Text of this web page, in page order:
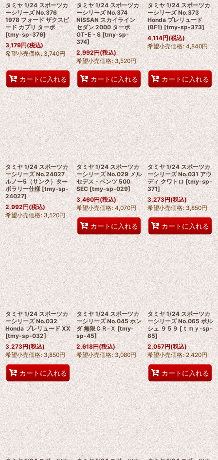
タミヤ 1/24 スポーツカ
ーシリーズ No.376
1978 フォード ザクスピ
ード カプリ ターボ
[tmy-sp-376]
3,179円(税込)
希望小売価格: 3,740円
カートに入れる
タミヤ 1/24 スポーツカ
ーシリーズ No.374
NISSAN スカイライン
セダン 2000 ターボ
GT-E・S [tmy-sp-
374]
2,992円(税込)
希望小売価格: 3,520円
カートに入れる
タミヤ 1/24 スポーツカ
ーシリーズ No.373
Honda プレリュード
(BF1) [tmy-sp-373]
4,114円(税込)
希望小売価格: 4,840円
カートに入れる
タミヤ 1/24 スポーツカ
ーシリーズ No.24027
ルノー5（サンク）ター
ボラリー仕様 [tmy-sp-
24027]
2,992円(税込)
希望小売価格: 3,520円
タミヤ 1/24 スポーツカ
ーシリーズ No.029 メル
セデス・ベンツ 500
SEC [tmy-sp-029]
3,460円(税込)
希望小売価格: 4,070円
カートに入れる
タミヤ 1/24 スポーツカ
ーシリーズ No.031 アウ
ディ クワトロ [tmy-sp-
371]
3,273円(税込)
希望小売価格: 3,850円
カートに入れる
タミヤ 1/24 スポーツカ
ーシリーズ No.032
Honda プレリュード XX
[tmy-sp-032]
3,273円(税込)
希望小売価格: 3,850円
カートに入れる
タミヤ 1/24 スポーツカ
ーシリーズ No.045 ホン
ダ 無限ＣＲ-Ｘ [tmy-
sp-45]
2,618円(税込)
希望小売価格: 3,080円
タミヤ 1/24 スポーツカ
ーシリーズ No.065 ポル
シェ ９５９ [ｔｍｙ-sp-
65]
2,057円(税込)
希望小売価格: 2,420円
カートに入れる